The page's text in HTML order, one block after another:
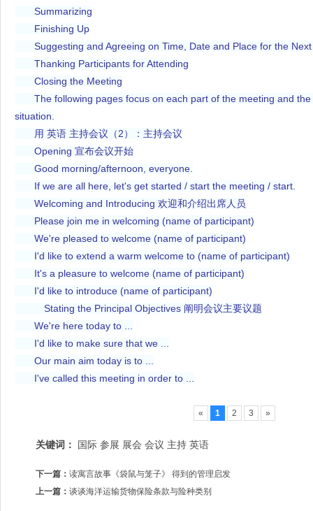
Summarizing
Finishing Up
Suggesting and Agreeing on Time, Date and Place for the Next
Thanking Participants for Attending
Closing the Meeting
The following pages focus on each part of the meeting and the
situation.
用 英语 主持会议（2）：主持会议
Opening 宣布会议开始
Good morning/afternoon, everyone.
If we are all here, let's get started / start the meeting / start.
Welcoming and Introducing 欢迎和介绍出席人员
Please join me in welcoming (name of participant)
We're pleased to welcome (name of participant)
I'd like to extend a warm welcome to (name of participant)
It's a pleasure to welcome (name of participant)
I'd like to introduce (name of participant)
Stating the Principal Objectives 阐明会议主要议题
We're here today to ...
I'd like to make sure that we ...
Our main aim today is to ...
I've called this meeting in order to ...
« 1 2 3 »
关键词： 国际 参展 展会 会议 主持 英语
下一篇： 读寓言故事《袋鼠与笼子》 得到的管理启发
上一篇： 谈谈海洋运输货物保险条款与险种类别